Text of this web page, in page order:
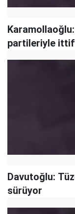
partileriyle
Davutoğlu:
sürüyor